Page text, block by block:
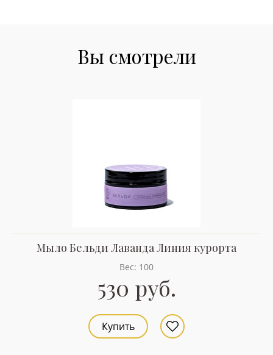
Вы смотрели
Мыло Бельди Лаванда Линия курорта
Вес: 100
530 руб.
Купить